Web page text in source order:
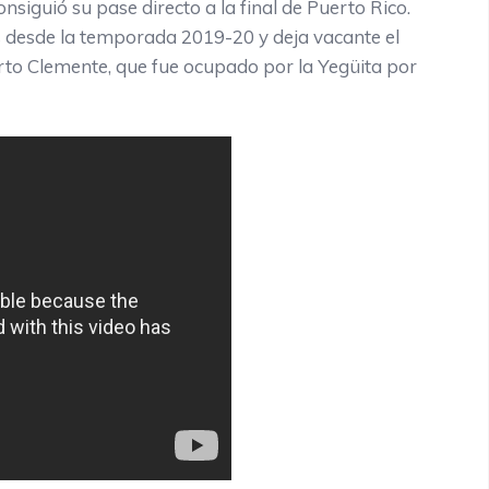
su pase directo a la final de Puerto Rico.
la temporada 2019-20 y deja vacante el
Clemente, que fue ocupado por la Yegüita por